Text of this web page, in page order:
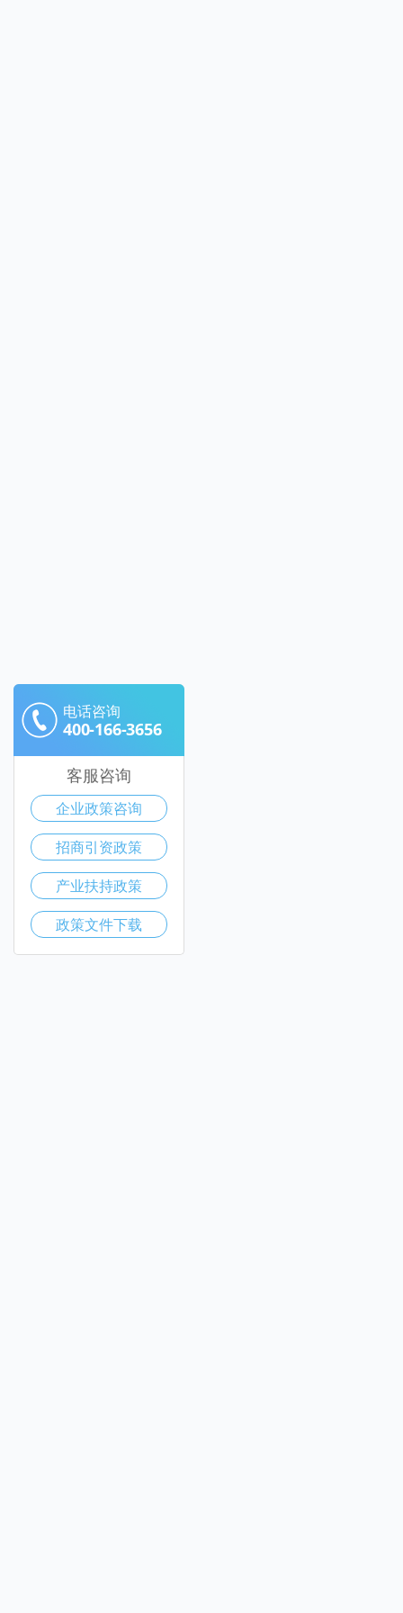
电话咨询
400-166-3656
客服咨询
企业政策咨询
招商引资政策
产业扶持政策
政策文件下载